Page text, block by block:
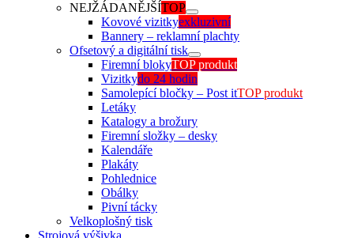
NEJŽÁDANĚJŠÍTOP
Kovové vizitkyexkluzivní
Bannery – reklamní plachty
Ofsetový a digitální tisk
Firemní blokyTOP produkt
Vizitkydo 24 hodin
Samolepící bločky – Post itTOP produkt
Letáky
Katalogy a brožury
Firemní složky – desky
Kalendáře
Plakáty
Pohlednice
Obálky
Pivní tácky
Velkoplošný tisk
Strojová výšivka